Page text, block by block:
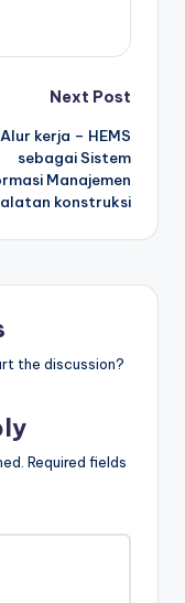
Next Post
kerja – HEMS
sebagai Sistem
Manajemen
konstruksi
the discussion?
Required fields